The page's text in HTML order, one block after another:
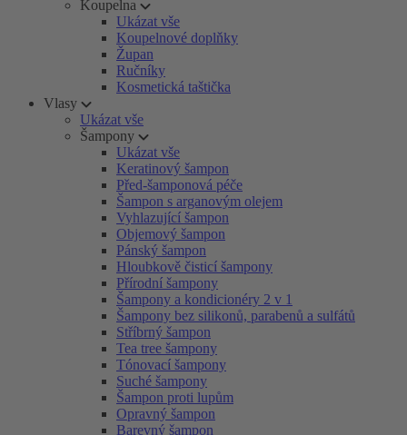
Koupelna
Ukázat vše
Koupelnové doplňky
Župan
Ručníky
Kosmetická taštička
Vlasy
Ukázat vše
Šampony
Ukázat vše
Keratinový šampon
Před-šamponová péče
Šampon s arganovým olejem
Vyhlazující šampon
Objemový šampon
Pánský šampon
Hloubkově čisticí šampony
Přírodní šampony
Šampony a kondicionéry 2 v 1
Šampony bez silikonů, parabenů a sulfátů
Stříbrný šampon
Tea tree šampony
Tónovací šampony
Suché šampony
Šampon proti lupům
Opravný šampon
Barevný šampon